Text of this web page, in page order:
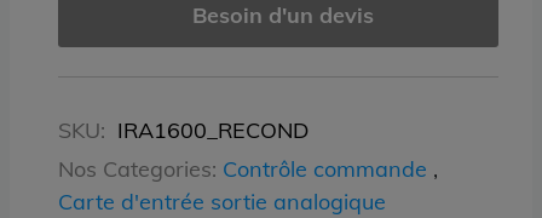
Besoin d'un devis
SKU: IRA1600_RECOND
Nos Categories: Contrôle commande ,
Carte d'entrée sortie analogique